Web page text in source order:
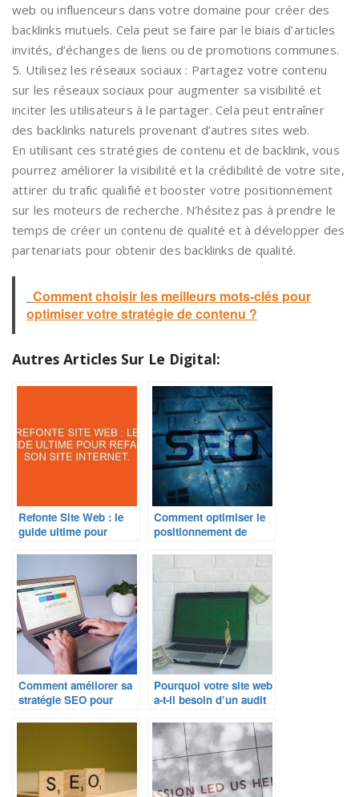
web ou influenceurs dans votre domaine pour créer des
backlinks mutuels. Cela peut se faire par le biais d’articles
invités, d’échanges de liens ou de promotions communes.
5. Utilisez les réseaux sociaux : Partagez votre contenu
sur les réseaux sociaux pour augmenter sa visibilité et
inciter les utilisateurs à le partager. Cela peut entraîner
des backlinks naturels provenant d’autres sites web.
En utilisant ces stratégies de contenu et de backlink, vous
pourrez améliorer la visibilité et la crédibilité de votre site,
attirer du trafic qualifié et booster votre positionnement
sur les moteurs de recherche. N’hésitez pas à prendre le
temps de créer un contenu de qualité et à développer des
partenariats pour obtenir des backlinks de qualité.
Comment choisir les meilleurs mots-clés pour
optimiser votre stratégie de contenu ?
Autres Articles Sur Le Digital:
Refonte Site Web : le
guide ultime pour
Comment optimiser le
positionnement de
améliorer votre
visibilité en ligne ?
Comment améliorer sa
stratégie SEO pour
Pourquoi votre site web
a-t-il besoin d’un audit